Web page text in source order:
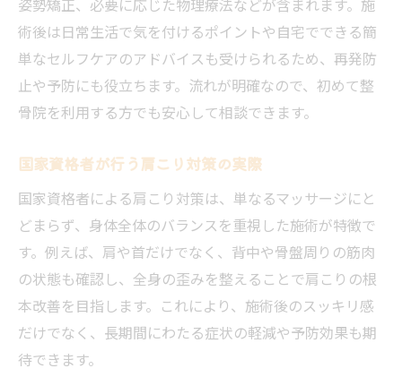
術後は日常生活で気を付けるポイントや自宅でできる簡
単なセルフケアのアドバイスも受けられるため、再発防
止や予防にも役立ちます。流れが明確なので、初めて整
骨院を利用する方でも安心して相談できます。
国家資格者が行う肩こり対策の実際
国家資格者による肩こり対策は、単なるマッサージにと
どまらず、身体全体のバランスを重視した施術が特徴で
す。例えば、肩や首だけでなく、背中や骨盤周りの筋肉
の状態も確認し、全身の歪みを整えることで肩こりの根
本改善を目指します。これにより、施術後のスッキリ感
だけでなく、長期間にわたる症状の軽減や予防効果も期
待できます。